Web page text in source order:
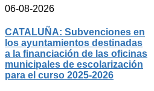
06-08-2026
CATALUÑA: Subvenciones en
los ayuntamientos destinadas
a la financiación de las oficinas
municipales de escolarización
para el curso 2025-2026